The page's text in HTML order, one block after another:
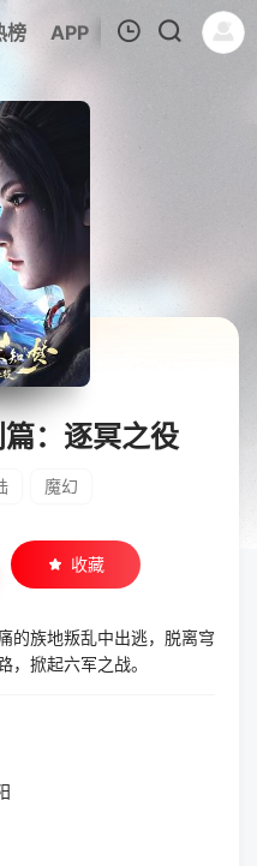
榜 APP
记录
：逐冥之役
魔幻
收藏
的族地叛乱中出逃，脱离穹
，掀起六军之战。